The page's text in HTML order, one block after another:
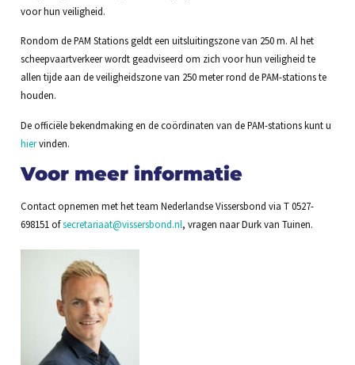
voor hun veiligheid.
Rondom de PAM Stations geldt een uitsluitingszone van 250 m. Al het
scheepvaartverkeer wordt geadviseerd om zich voor hun veiligheid te
allen tijde aan de veiligheidszone van 250 meter rond de PAM-stations te
houden.
De officiële bekendmaking en de coördinaten van de PAM-stations kunt u
hiervinden.
Voor meer informatie
Contact opnemen met het team Nederlandse Vissersbond via T 0527-
698151 ofsecretariaat@vissersbond.nl, vragen naar Durk van Tuinen.